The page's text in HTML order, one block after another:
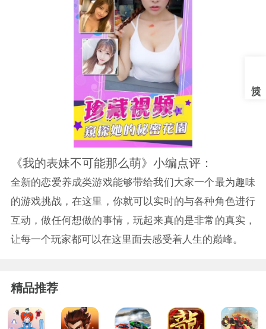
《我的表妹不可能那么萌》小编点评：
全新的恋爱养成类游戏能够带给我们大家一个最为趣味
的游戏挑战，在这里，你就可以实时的与各种角色进行
互动，做任何想做的事情，玩起来真的是非常的真实，
让每一个玩家都可以在这里面去感受着人生的巅峰。
精品推荐